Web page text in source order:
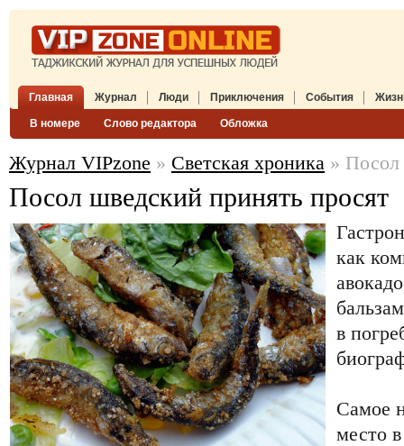
Главная Журнал
В номере Слово редактора Обложка
Люди Приключения События
Журнал VIPzone » Светская хроника » Посол
Посол шведский принять просят
как
в
Самое
место